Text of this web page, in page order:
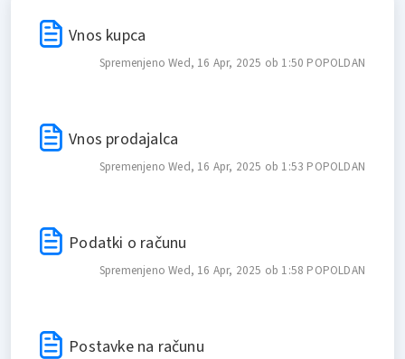
Vnos kupca
Spremenjeno Wed, 16 Apr, 2025 ob 1:50 POPOLDAN
Vnos prodajalca
Spremenjeno Wed, 16 Apr, 2025 ob 1:53 POPOLDAN
Podatki o računu
Spremenjeno Wed, 16 Apr, 2025 ob 1:58 POPOLDAN
Postavke na računu